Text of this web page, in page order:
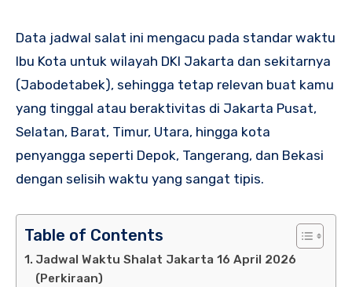
Data jadwal salat ini mengacu pada standar waktu
Ibu Kota untuk wilayah DKI Jakarta dan sekitarnya
(Jabodetabek), sehingga tetap relevan buat kamu
yang tinggal atau beraktivitas di Jakarta Pusat,
Selatan, Barat, Timur, Utara, hingga kota
penyangga seperti Depok, Tangerang, dan Bekasi
dengan selisih waktu yang sangat tipis.
Table of Contents
Jadwal Waktu Shalat Jakarta 16 April 2026
(Perkiraan)